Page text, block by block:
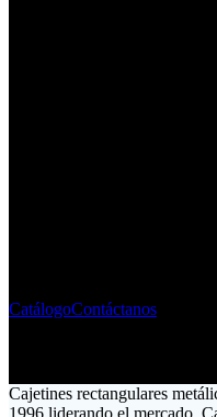
CatálogoContáctanos
Cajetines rectangulares